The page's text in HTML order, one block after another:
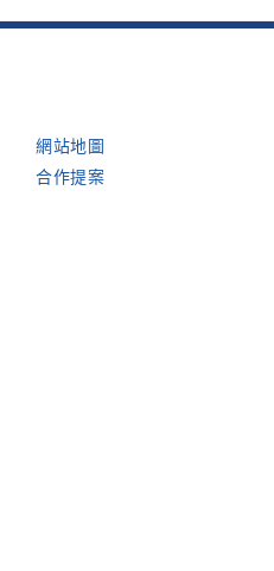
網站地圖
合作提案